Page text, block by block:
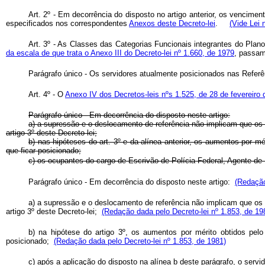
Art. 2º - Em decorrência do disposto no artigo anterior, os
especificados nos correspondentes Anexos deste Decreto-lei. (Vide Lei
Art. 3º - As Classes das Categorias Funcionais integrantes do
da escala de que trata o Anexo III do Decreto-lei nº 1.660, de 1979,
Parágrafo único - Os servidores atualmente posicionados nas
Art. 4º - O Anexo IV dos Decretos-leis nºs 1.525, de 28 de fevereiro
Parágrafo único - Em decorrência do disposto neste artigo:
a) a supressão e o deslocamento de referência não implicam que
artigo 3º deste Decreto-lei;
b) nas hipóteses do art. 3º e da alínea anterior, os aumentos por
que ficar posicionado;
c) os ocupantes do cargo de Escrivão de Polícia Federal, Agente
Parágrafo único - Em decorrência do disposto neste artigo:
a) a supressão e o deslocamento de referência não implicam que
artigo 3º deste Decreto-lei; (Redação dada pelo Decreto-lei nº 1.853, de
b) na hipótese do artigo 3º, os aumentos por mérito obtidos
posicionado; (Redação dada pelo Decreto-lei nº 1.853, de 1981)
c) após a aplicação do disposto na alínea b deste parágrafo, o